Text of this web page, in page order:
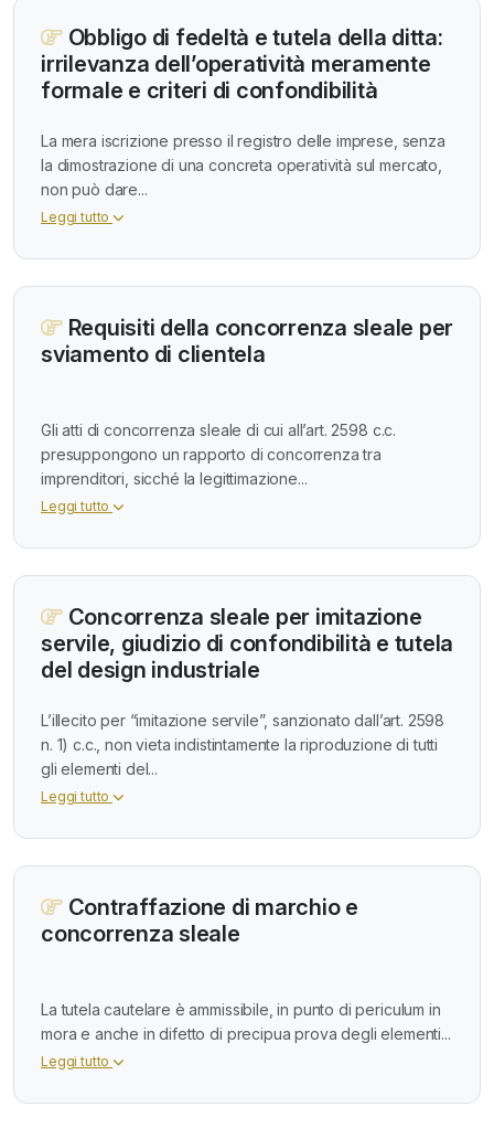
Obbligo di fedeltà e tutela della ditta:
irrilevanza dell’operatività meramente
formale e criteri di confondibilità
La mera iscrizione presso il registro delle imprese, senza
la dimostrazione di una concreta operatività sul mercato,
non può dare...
Leggi tutto
Requisiti della concorrenza sleale per
sviamento di clientela
Gli atti di concorrenza sleale di cui all’art. 2598 c.c.
presuppongono un rapporto di concorrenza tra
imprenditori, sicché la legittimazione...
Leggi tutto
Concorrenza sleale per imitazione
servile, giudizio di confondibilità e tutela
del design industriale
L’illecito per “imitazione servile”, sanzionato dall’art. 2598
n. 1) c.c., non vieta indistintamente la riproduzione di tutti
gli elementi del...
Leggi tutto
Contraffazione di marchio e
concorrenza sleale
La tutela cautelare è ammissibile, in punto di periculum in
mora e anche in difetto di precipua prova degli elementi...
Leggi tutto